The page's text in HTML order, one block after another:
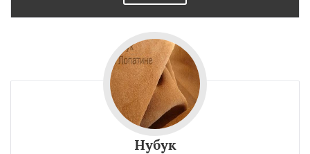
Менделеевск
Нахабино
Обухово Октябрьский
Решетниково Родники
Северный Софрино
Уваровка Удельная
Фряново Хорлово
Шаховская
Нубук
Даю согласие на обработку персональных данных